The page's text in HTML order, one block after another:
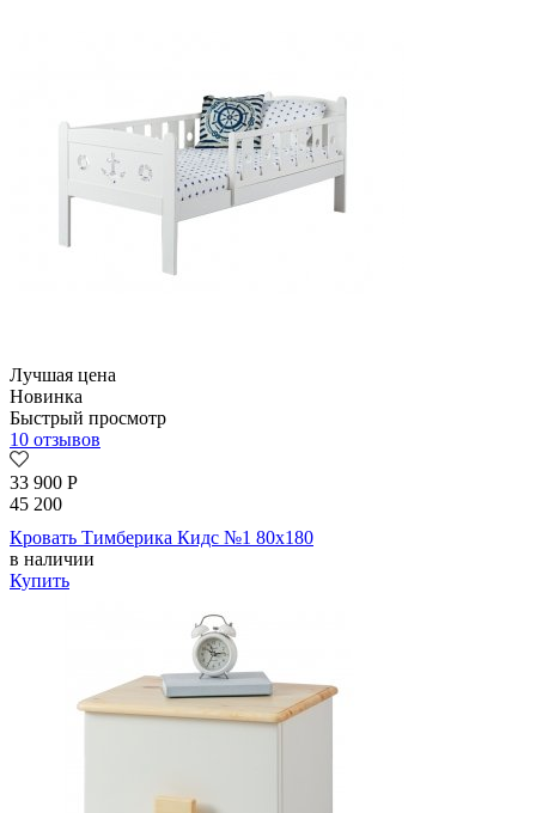
Лучшая цена
Новинка
Быстрый просмотр
10 отзывов
33 900 Р
45 200
Кровать Тимберика Кидс №1 80х180
в наличии
Купить